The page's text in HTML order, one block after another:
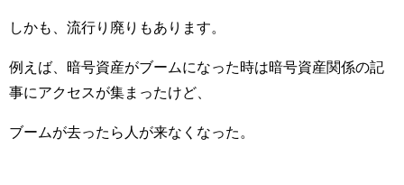
しかも、流行り廃りもあります。
例えば、暗号資産がブームになった時は暗号資産関係の記
事にアクセスが集まったけど、
ブームが去ったら人が来なくなった。